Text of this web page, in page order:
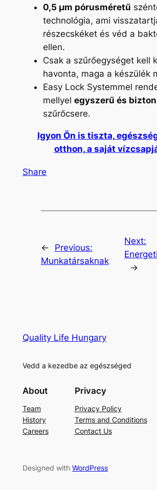
0,5 µm pórusméretű
technológia, ami
részecskéket és véd a
ellen.
Csak a szűrőegységet kell
havonta, maga a készülék
Easy Lock Systemmel
mellyel egyszerű és
szűrőcsere.
Igyon Ön is tiszta,
otthon, a saját
Share
←
Previous:
Munkatársaknak
Next:
→
Quality Life Hungary
Vedd a kezedbe az egészséged
About
Team
History
Careers
Privacy
Privacy Policy
Terms and Conditions
Contact Us
Designed with WordPress